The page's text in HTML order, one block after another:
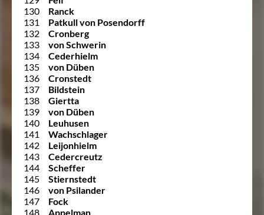
130
Ranck
131
Patkull von Posendorff
132
Cronberg
133
von Schwerin
134
Cederhielm
135
von Düben
136
Cronstedt
137
Bildstein
138
Giertta
139
von Düben
140
Leuhusen
141
Wachschlager
142
Leijonhielm
143
Cedercreutz
144
Scheffer
145
Stiernstedt
146
von Psilander
147
Fock
148
Appelman